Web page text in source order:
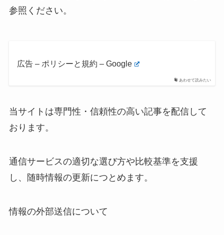
参照ください。
あわせて読みたい
広告 – ポリシーと規約 – Google
当サイトは専門性・信頼性の高い記事を配信して
おります。
通信サービスの適切な選び方や比較基準を支援
し、随時情報の更新につとめます。
情報の外部送信について